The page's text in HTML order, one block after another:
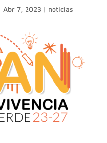
| Abr 7, 2023 | noticias